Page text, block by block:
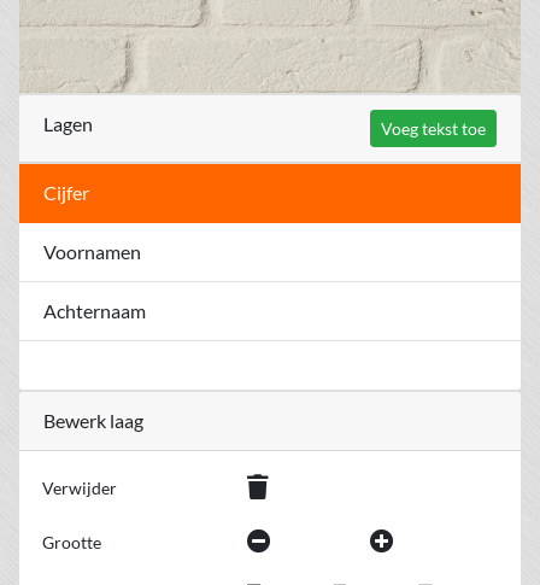
Lagen Voeg tekst toe
Cijfer
Voornamen
Achternaam
Bewerk laag
Verwijder
Grootte